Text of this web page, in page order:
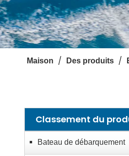
Maison / Des produits /
Classement du
Bateau de débarquement